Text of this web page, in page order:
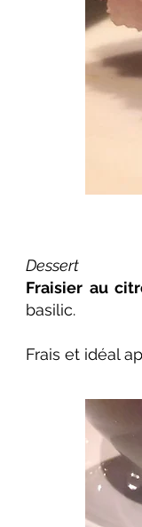
Dessert
Fraisier au
basilic.
Frais et idéal